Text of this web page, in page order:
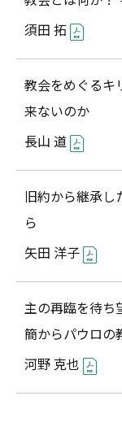
須田 拓
教会をめぐる
来ないのか
長山 道
旧約から継承
ら
矢田 洋子
主の再臨を待
簡からパウロ
河野 克也